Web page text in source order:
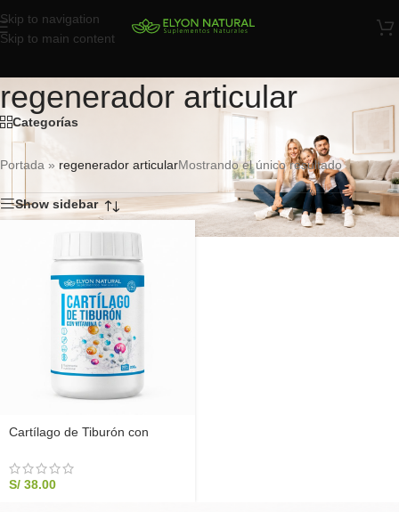
Skip to navigation
Skip to main content
regenerador articular
Categorías
Portada » regenerador articularMostrando el único resultado
Show sidebar
Cartílago de Tiburón con
200g | Salud Articular
S/ 38.00